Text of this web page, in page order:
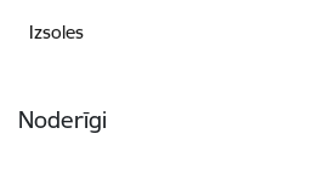
Izsoles
Noderīgi